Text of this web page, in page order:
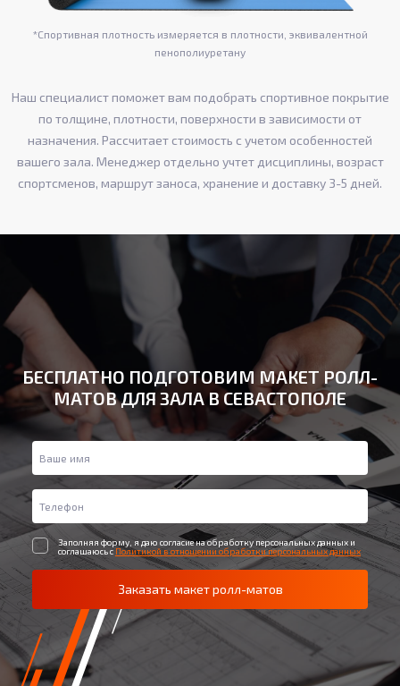
*Спортивная плотность измеряется в плотности, эквивалентной
пенополиуретану
Наш специалист поможет вам подобрать спортивное покрытие
по толщине, плотности, поверхности в зависимости от
назначения. Рассчитает стоимость с учетом особенностей
вашего зала. Менеджер отдельно учтет дисциплины, возраст
спортсменов, маршрут заноса, хранение и доставку 3-5 дней.
БЕСПЛАТНО ПОДГОТОВИМ МАКЕТ РОЛЛ-
МАТОВ ДЛЯ ЗАЛА В СЕВАСТОПОЛЕ
Заполняя форму, я даю согласие на обработку персональных данных и
соглашаюсь с Политикой в отношении обработки персональных данных
Заказать макет ролл-матов